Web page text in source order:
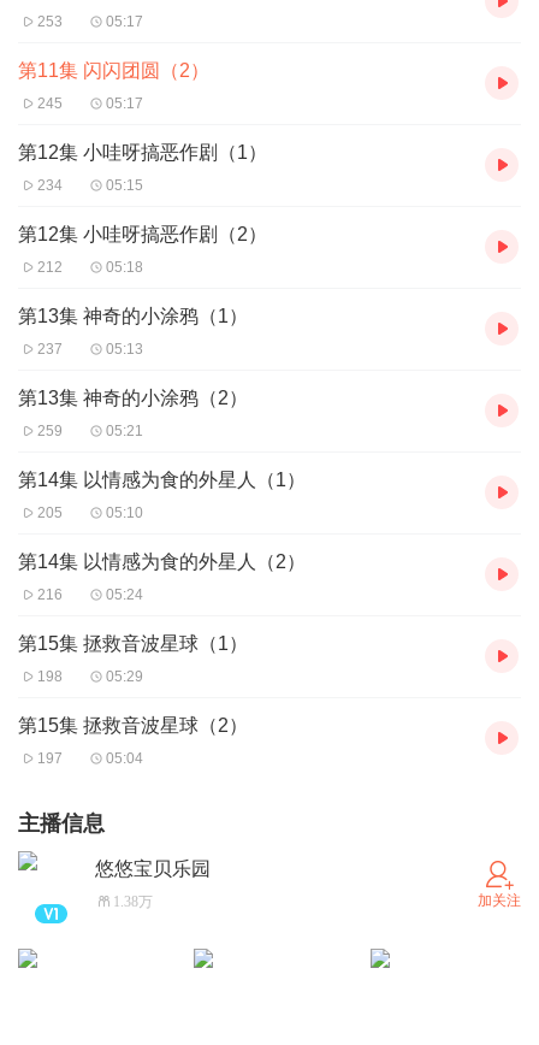
虾、披萨、机械或数据，只要伸手，就能被地球的小手拉进
地球孩子以真诚、创意和勇气，一次次证明：跨越种族与形
点亮孤独，也让团队自身成长。
253 05:17
第11集 闪闪团圆（2）
245 05:17
第12集 小哇呀搞恶作剧（1）
234 05:15
第12集 小哇呀搞恶作剧（2）
212 05:18
第13集 神奇的小涂鸦（1）
237 05:13
第13集 神奇的小涂鸦（2）
259 05:21
第14集 以情感为食的外星人（1）
205 05:10
第14集 以情感为食的外星人（2）
216 05:24
第15集 拯救音波星球（1）
198 05:29
第15集 拯救音波星球（2）
197 05:04
主播信息
悠悠宝贝乐园
1.38万 加关注